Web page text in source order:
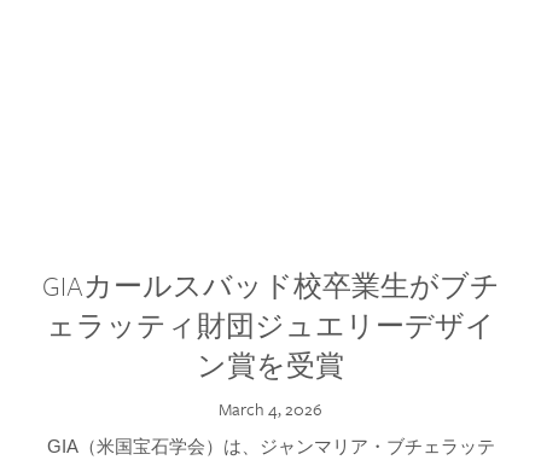
GIAカールスバッド校卒業生がブチ
ェラッティ財団ジュエリーデザイ
ン賞を受賞
March 4, 2026
GIA（米国宝石学会）は、ジャンマリア・ブチェラッテ